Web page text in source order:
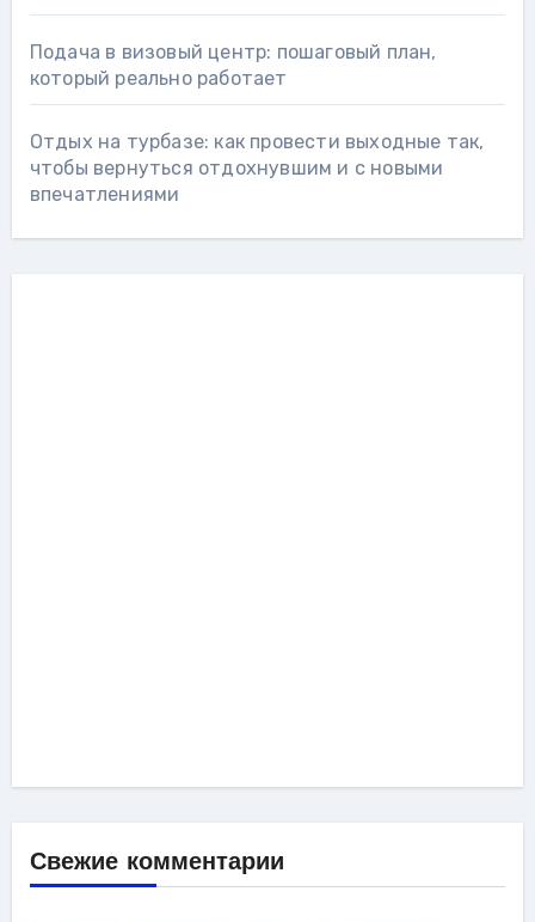
Подача в визовый центр: пошаговый план,
который реально работает
Отдых на турбазе: как провести выходные так,
чтобы вернуться отдохнувшим и с новыми
впечатлениями
Свежие комментарии